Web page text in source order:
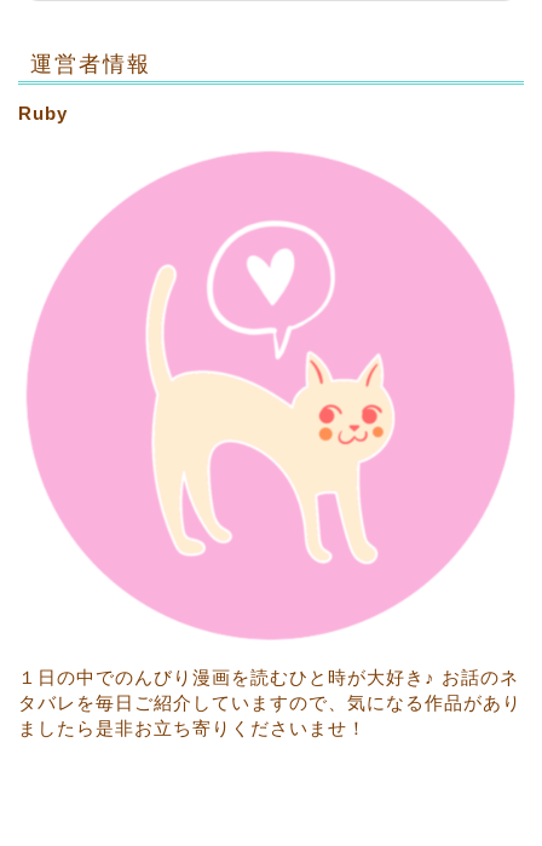
運営者情報
Ruby
１日の中でのんびり漫画を読むひと時が大好き♪ お話のネ
タバレを毎日ご紹介していますので、気になる作品があり
ましたら是非お立ち寄りくださいませ！